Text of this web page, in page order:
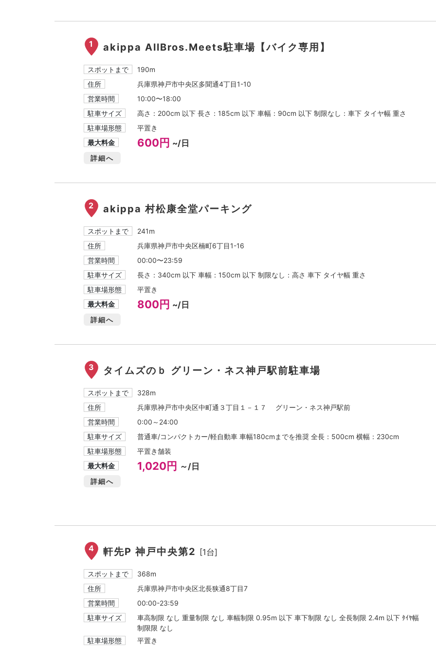
1 akippa AllBros.Meets駐車場【バイク専用】
スポットまで
190m
住所
兵庫県神戸市中央区多聞通4丁目1-10
営業時間
10:00〜18:00
駐車サイズ
高さ：200cm 以下 長さ：185cm 以下 車幅：90cm 以下 制限なし：車下 タイヤ幅 重さ
駐車場形態
平置き
最大料金
600円 ~/日
詳細へ
2 akippa 村松康全堂パーキング
スポットまで
241m
住所
兵庫県神戸市中央区楠町6丁目1-16
営業時間
00:00〜23:59
駐車サイズ
長さ：340cm 以下 車幅：150cm 以下 制限なし：高さ 車下 タイヤ幅 重さ
駐車場形態
平置き
最大料金
800円 ~/日
詳細へ
3 タイムズのｂ グリーン・ネス神戸駅前駐車場
スポットまで
328m
住所
兵庫県神戸市中央区中町通３丁目１－１７ グリーン・ネス神戸駅前
営業時間
0:00～24:00
駐車サイズ
普通車/コンパクトカー/軽自動車 車幅180cmまでを推奨 全長：500cm 横幅：230cm
駐車場形態
平置き舗装
最大料金
1,020円 ～/日
詳細へ
4 軒先P 神戸中央第2 [1台]
スポットまで
368m
住所
兵庫県神戸市中央区北長狭通8丁目7
営業時間
00:00-23:59
駐車サイズ
車高制限 なし 重量制限 なし 車幅制限 0.95m 以下 車下制限 なし 全長制限 2.4m 以下 ﾀｲﾔ幅
制限限 なし
駐車場形態
平置き